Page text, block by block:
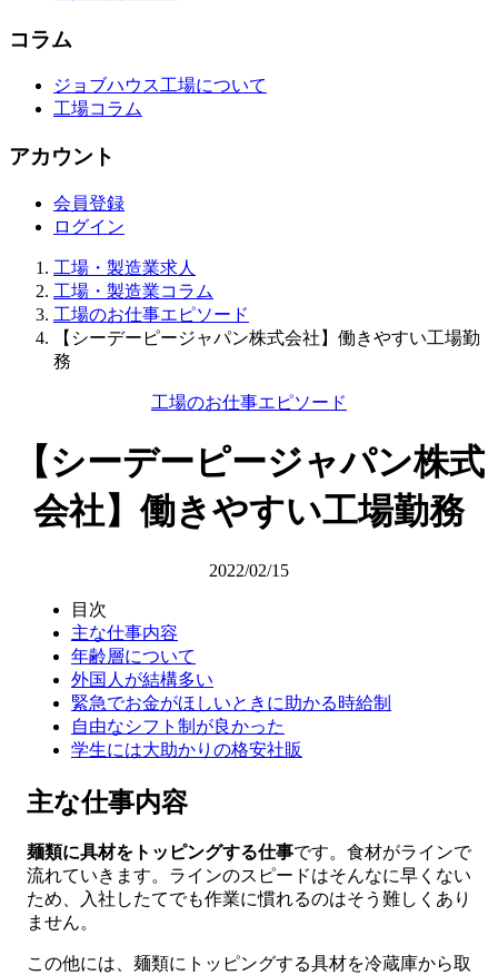
コラム
ジョブハウス工場について
工場コラム
アカウント
会員登録
ログイン
工場・製造業求人
工場・製造業コラム
工場のお仕事エピソード
【シーデーピージャパン株式会社】働きやすい工場勤
務
工場のお仕事エピソード
【シーデーピージャパン株式
会社】働きやすい工場勤務
2022/02/15
目次
主な仕事内容
年齢層について
外国人が結構多い
緊急でお金がほしいときに助かる時給制
自由なシフト制が良かった
学生には大助かりの格安社販
主な仕事内容
麺類に具材をトッピングする仕事です。食材がラインで
流れていきます。ラインのスピードはそんなに早くない
ため、入社したてでも作業に慣れるのはそう難しくあり
ません。
この他には、麺類にトッピングする具材を冷蔵庫から取